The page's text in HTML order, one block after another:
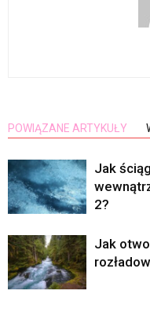
POWIĄZANE ARTYKUŁY
Jak
2?
Jak